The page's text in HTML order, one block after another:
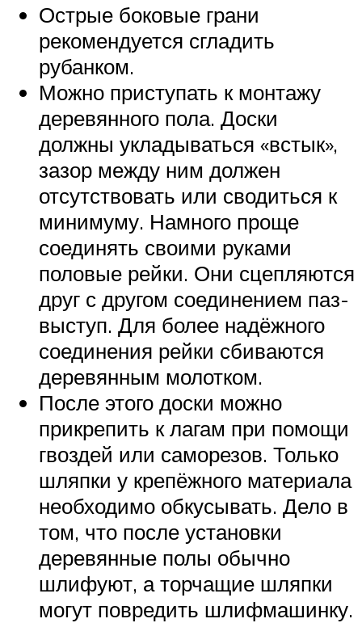
Острые боковые грани
рекомендуется сгладить
рубанком.
Можно приступать к монтажу
деревянного пола. Доски
должны укладываться «встык»,
зазор между ним должен
отсутствовать или сводиться к
минимуму. Намного проще
соединять своими руками
половые рейки. Они сцепляются
друг с другом соединением паз-
выступ. Для более надёжного
соединения рейки сбиваются
деревянным молотком.
После этого доски можно
прикрепить к лагам при помощи
гвоздей или саморезов. Только
шляпки у крепёжного материала
необходимо обкусывать. Дело в
том, что после установки
деревянные полы обычно
шлифуют, а торчащие шляпки
могут повредить шлифмашинку.